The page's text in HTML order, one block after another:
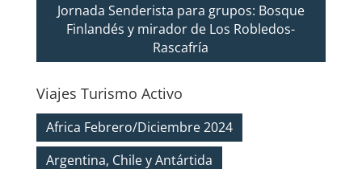
Jornada Senderista para grupos: Bosque
Finlandés y mirador de Los Robledos-
Rascafría
Viajes Turismo Activo
Africa Febrero/Diciembre 2024
Argentina, Chile y Antártida